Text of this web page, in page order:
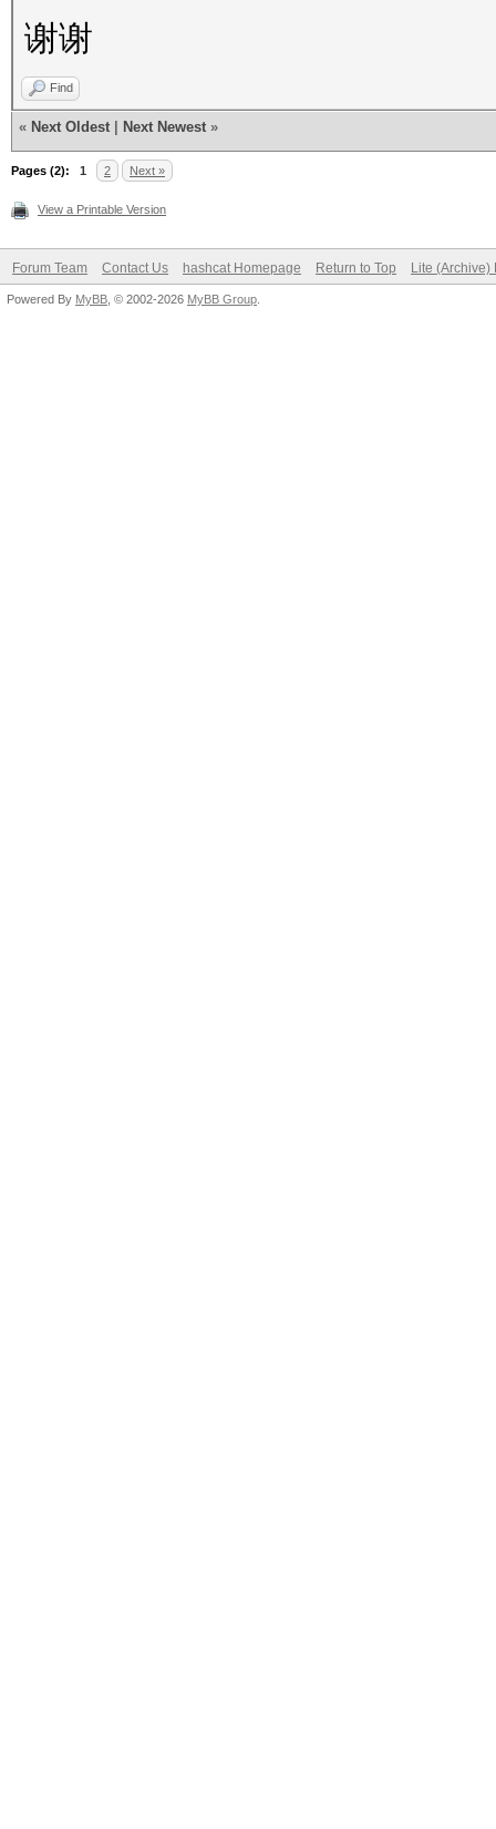
谢谢
Find
« Next Oldest Next Newest »
Pages (2): 1 2 Next »
View a Printable Version
Forum Team Contact Us hashcat Homepage Return to Top Lite (Archive)
Powered By MyBB , © 2002-2026 MyBB Group